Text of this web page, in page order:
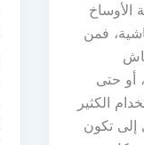
الأوساخ
فمن
أو حتى
الكثير
إلى تكون